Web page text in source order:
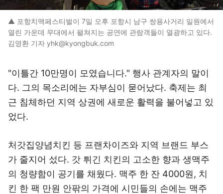
▲ 포항치맥페스티벌이 7일 오후 포항시 남구 쌍용사거리 일원에서
열린 가운데 무대에서 펼쳐지는 공연에 관람객들이 열광하고 있다.
김영환 기자 yhk@kyongbuk.com
"이틀간 10만명이 모였습니다." 행사 관계자의 말이
다. 그의 목소리에는 자부심이 묻어났다. 축제는 최
근 침체하던 지역 상권에 새로운 활력을 불어넣고 있
었다.
처갓집양념치킨 등 프랜차이즈와 지역 브랜드 부스
가 줄지어 섰다. 갓 튀긴 치킨의 고소한 향과 생맥주
의 청량함이 공기를 채웠다. 맥주 한 잔 4000원, 치
킨 한 팩 만원 안팎의 가격에 시민들의 손에는 맥주